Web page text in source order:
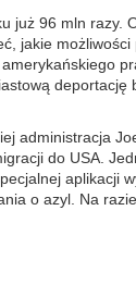
już 96 mln razy.
jakie możliwości
deportację
administracja
do USA.
aplikacji
o azyl. Na